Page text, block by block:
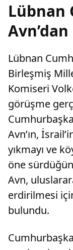
Lübnan
Lübnan
Birleşmiş
Komiseri
görüşme
Avn’ın,
yıkmayı ve
öne
Avn,
erdirilmesi
bulundu.